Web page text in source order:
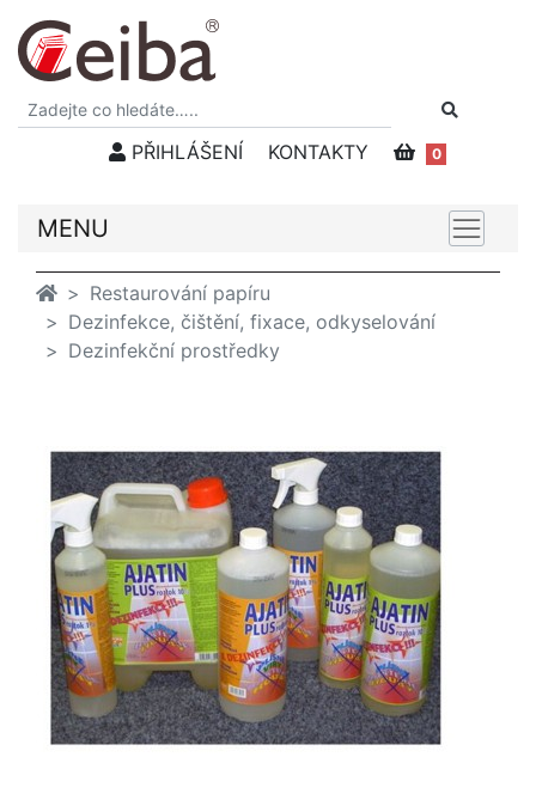
PŘIHLÁŠENÍ KONTAKTY 0
MENU
Restaurování papíru
Dezinfekce, čištění, fixace, odkyselování
Dezinfekční prostředky